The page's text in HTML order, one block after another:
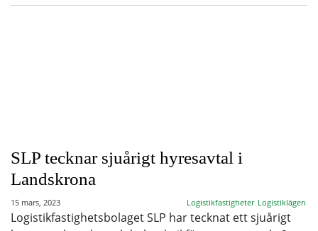
SLP tecknar sjuårigt hyresavtal i
Landskrona
15 mars, 2023 Logistikfastigheter Logistiklägen
Logistikfastighetsbolaget SLP har tecknat ett sjuårigt